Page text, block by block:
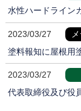
水性ハードライン
2023/03/27
塗料報知に屋根用
2023/03/27
代表取締役及び役